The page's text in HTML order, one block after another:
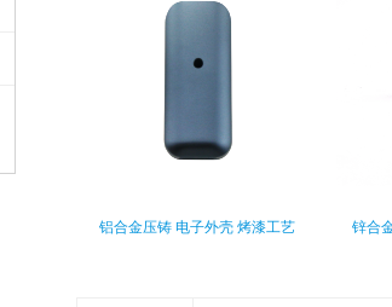
铝合金压铸 电子外壳 烤漆工艺 锌合